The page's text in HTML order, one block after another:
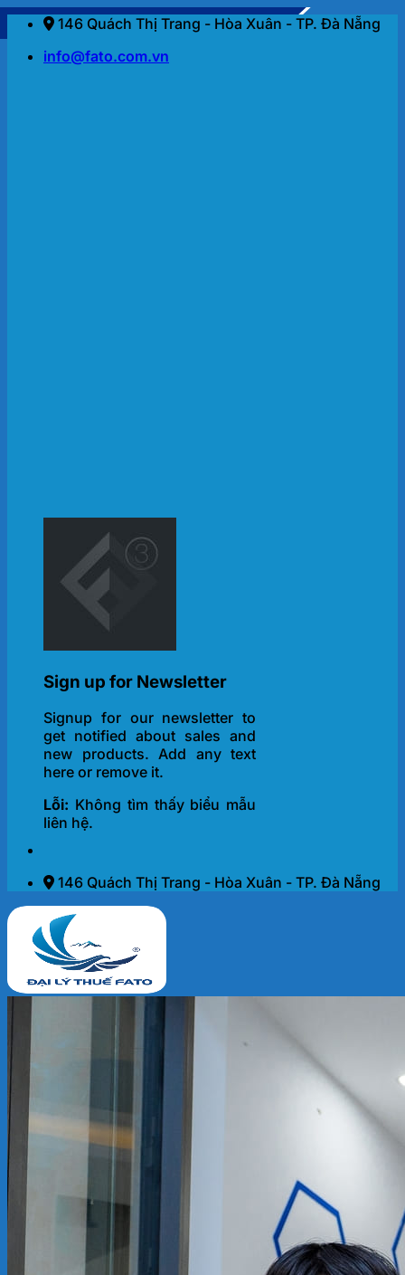
qua
146 Quách Thị Trang - Hòa Xuân - TP. Đà Nẵng
info@fato.com.vn
Sign up for Newsletter
Signup for our newsletter to
get notified about sales and
new products. Add any text
here or remove it.
Lỗi: Không tìm thấy biểu mẫu
liên hệ.
146 Quách Thị Trang - Hòa Xuân - TP. Đà Nẵng
KẾ TOÁN – THUẾ
ĐẠI LÝ THUẾ
PHÁP LÝ DOANH NGHIỆP
Kiến thức chuyên ngành